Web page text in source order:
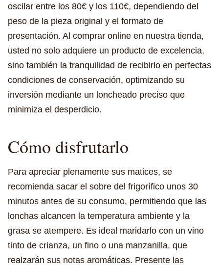
oscilar entre los 80€ y los 110€, dependiendo del
peso de la pieza original y el formato de
presentación. Al comprar online en nuestra tienda,
usted no solo adquiere un producto de excelencia,
sino también la tranquilidad de recibirlo en perfectas
condiciones de conservación, optimizando su
inversión mediante un loncheado preciso que
minimiza el desperdicio.
Cómo disfrutarlo
Para apreciar plenamente sus matices, se
recomienda sacar el sobre del frigorífico unos 30
minutos antes de su consumo, permitiendo que las
lonchas alcancen la temperatura ambiente y la
grasa se atempere. Es ideal maridarlo con un vino
tinto de crianza, un fino o una manzanilla, que
realzarán sus notas aromáticas. Presente las